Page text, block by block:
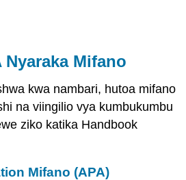
Nyaraka Mifano
kwa nambari, hutoa mifano
na viingilio vya kumbukumbu
ziko katika Handbook
Mifano (APA)